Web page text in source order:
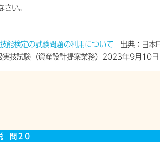
さい。
能検定の試験問題の利用について 出典：日本
実技試験（資産設計提案業務）2023年9月10日
問２０